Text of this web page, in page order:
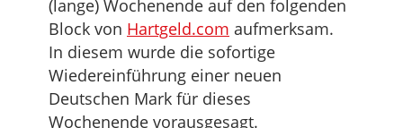
(lange) Wochenende auf den folgenden
Block von Hartgeld.com aufmerksam.
In diesem wurde die sofortige
Wiedereinführung einer neuen
Deutschen Mark für dieses
Wochenende vorausgesagt.